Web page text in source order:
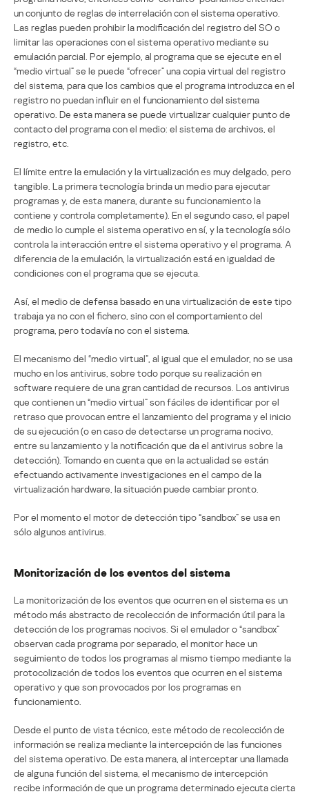
un conjunto de reglas de interrelación con el sistema operativo.
Las reglas pueden prohibir la modificación del registro del SO o
limitar las operaciones con el sistema operativo mediante su
emulación parcial. Por ejemplo, al programa que se ejecute en el
“medio virtual” se le puede “ofrecer” una copia virtual del registro
del sistema, para que los cambios que el programa introduzca en el
registro no puedan influir en el funcionamiento del sistema
operativo. De esta manera se puede virtualizar cualquier punto de
contacto del programa con el medio: el sistema de archivos, el
registro, etc.
El límite entre la emulación y la virtualización es muy delgado, pero
tangible. La primera tecnología brinda un medio para ejecutar
programas y, de esta manera, durante su funcionamiento la
contiene y controla completamente). En el segundo caso, el papel
de medio lo cumple el sistema operativo en sí, y la tecnología sólo
controla la interacción entre el sistema operativo y el programa. A
diferencia de la emulación, la virtualización está en igualdad de
condiciones con el programa que se ejecuta.
Así, el medio de defensa basado en una virtualización de este tipo
trabaja ya no con el fichero, sino con el comportamiento del
programa, pero todavía no con el sistema.
El mecanismo del “medio virtual”, al igual que el emulador, no se usa
mucho en los antivirus, sobre todo porque su realización en
software requiere de una gran cantidad de recursos. Los antivirus
que contienen un “medio virtual” son fáciles de identificar por el
retraso que provocan entre el lanzamiento del programa y el inicio
de su ejecución (o en caso de detectarse un programa nocivo,
entre su lanzamiento y la notificación que da el antivirus sobre la
detección). Tomando en cuenta que en la actualidad se están
efectuando activamente investigaciones en el campo de la
virtualización hardware, la situación puede cambiar pronto.
Por el momento el motor de detección tipo “sandbox” se usa en
sólo algunos antivirus.
Monitorización de los eventos del sistema
La monitorización de los eventos que ocurren en el sistema es un
método más abstracto de recolección de información útil para la
detección de los programas nocivos. Si el emulador o “sandbox”
observan cada programa por separado, el monitor hace un
seguimiento de todos los programas al mismo tiempo mediante la
protocolización de todos los eventos que ocurren en el sistema
operativo y que son provocados por los programas en
funcionamiento.
Desde el punto de vista técnico, este método de recolección de
información se realiza mediante la intercepción de las funciones
del sistema operativo. De esta manera, al interceptar una llamada
de alguna función del sistema, el mecanismo de intercepción
recibe información de que un programa determinado ejecuta cierta